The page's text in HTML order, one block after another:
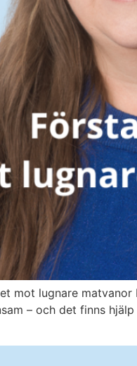
mot lugnare
– och det finns